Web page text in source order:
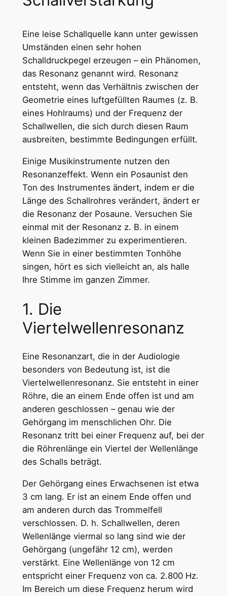
Eine leise Schallquelle kann unter gewissen
Umständen einen sehr hohen
Schalldruckpegel erzeugen – ein Phänomen,
das Resonanz genannt wird. Resonanz
entsteht, wenn das Verhältnis zwischen der
Geometrie eines luftgefüllten Raumes (z. B.
eines Hohlraums) und der Frequenz der
Schallwellen, die sich durch diesen Raum
ausbreiten, bestimmte Bedingungen erfüllt.
Einige Musikinstrumente nutzen den
Resonanzeffekt. Wenn ein Posaunist den
Ton des Instrumentes ändert, indem er die
Länge des Schallrohres verändert, ändert er
die Resonanz der Posaune. Versuchen Sie
einmal mit der Resonanz z. B. in einem
kleinen Badezimmer zu experimentieren.
Wenn Sie in einer bestimmten Tonhöhe
singen, hört es sich vielleicht an, als halle
Ihre Stimme im ganzen Zimmer.
1. Die
Viertelwellenresonanz
Eine Resonanzart, die in der Audiologie
besonders von Bedeutung ist, ist die
Viertelwellenresonanz. Sie entsteht in einer
Röhre, die an einem Ende offen ist und am
anderen geschlossen – genau wie der
Gehörgang im menschlichen Ohr. Die
Resonanz tritt bei einer Frequenz auf, bei der
die Röhrenlänge ein Viertel der Wellenlänge
des Schalls beträgt.
Der Gehörgang eines Erwachsenen ist etwa
3 cm lang. Er ist an einem Ende offen und
am anderen durch das Trommelfell
verschlossen. D. h. Schallwellen, deren
Wellenlänge viermal so lang sind wie der
Gehörgang (ungefähr 12 cm), werden
verstärkt. Eine Wellenlänge von 12 cm
entspricht einer Frequenz von ca. 2.800 Hz.
Im Bereich um diese Frequenz herum wird